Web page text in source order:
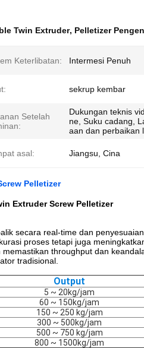
Twin Extruder, Pelletizer
Keterlibatan: Intermesi Penuh
sekrup kembar
Setelah
Dukungan teknis
ne, Suku cadang,
aan dan perbaikan
asal: Jiangsu, Cina
Pelletizer
Extruder Screw Pelletizer
secara real-time dan
proses tetapi juga
throughput dan
tradisional.
Output
5 ~ 20kg/jam
60 ~ 150kg/jam
150 ~ 250 kg/jam
300 ~ 500kg/jam
500 ~ 750 kg/jam
800 ~ 1500kg/jam